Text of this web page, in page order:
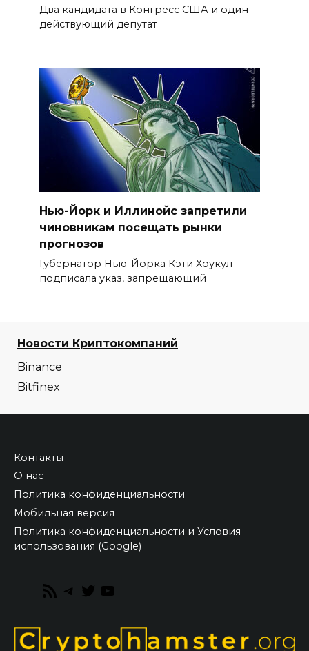
Два кандидата в Конгресс США и один
действующий депутат
Нью-Йорк и Иллинойс запретили
чиновникам посещать рынки
прогнозов
Губернатор Нью-Йорка Кэти Хоукул
подписала указ, запрещающий
Новости Криптокомпаний
Binance
Bitfinex
Контакты
О нас
Политика конфиденциальности
Мобильная версия
Политика конфиденциальности и Условия
использования (Google)
RSS
Telegram
Twitter